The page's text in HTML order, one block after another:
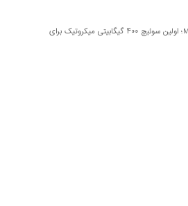
MikroTik CRS804-4DDQ-hRM؛ اولین سوئیچ ۴۰۰ گیگابیتی میکروتیک برای